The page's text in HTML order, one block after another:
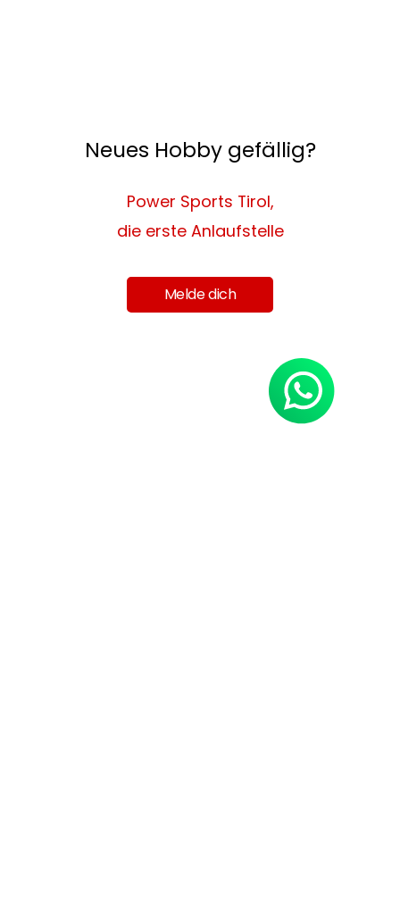
Neues Hobby gefällig?
Power Sports Tirol,
die erste Anlaufstelle
Melde dich